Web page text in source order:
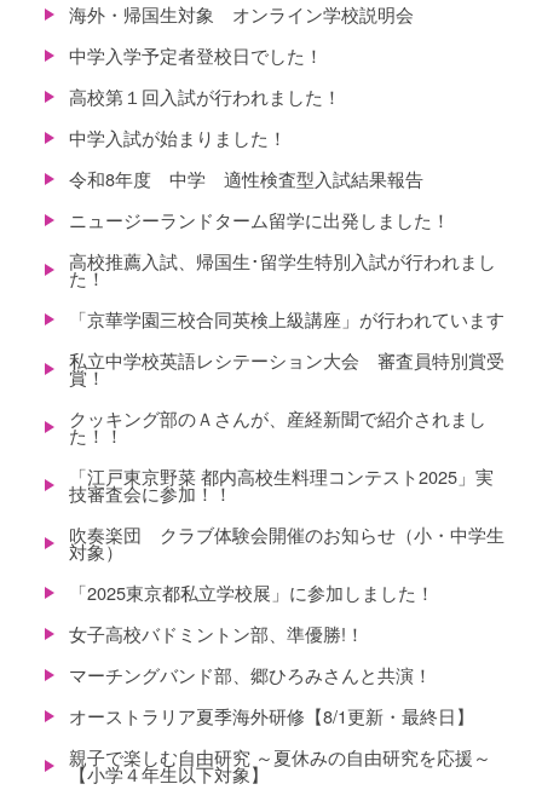
海外・帰国生対象 オンライン学校説明会
中学入学予定者登校日でした！
高校第１回入試が行われました！
中学入試が始まりました！
令和8年度 中学 適性検査型入試結果報告
ニュージーランドターム留学に出発しました！
高校推薦入試、帰国生･留学生特別入試が行われまし
た！
「京華学園三校合同英検上級講座」が行われています
私立中学校英語レシテーション大会 審査員特別賞受
賞！
クッキング部のＡさんが、産経新聞で紹介されまし
た！！
「江戸東京野菜 都内高校生料理コンテスト2025」実
技審査会に参加！！
吹奏楽団 クラブ体験会開催のお知らせ（小・中学生
対象）
「2025東京都私立学校展」に参加しました！
女子高校バドミントン部、準優勝!！
マーチングバンド部、郷ひろみさんと共演！
オーストラリア夏季海外研修【8/1更新・最終日】
親子で楽しむ自由研究 ～夏休みの自由研究を応援～
【小学４年生以下対象】